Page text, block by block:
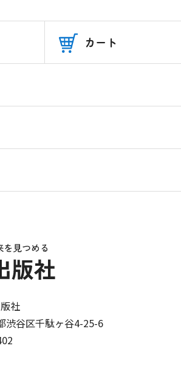
社
渋谷区千駄ヶ谷4-25-6
カート